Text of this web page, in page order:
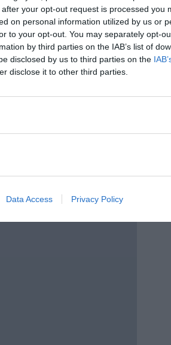
your opt-out request is processed you
on personal information utilized by us or
to your opt-out. You may separately opt-
by third parties on the IAB’s list of
disclosed by us to third parties on the
disclose it to other third parties.
Data Access Privacy Policy